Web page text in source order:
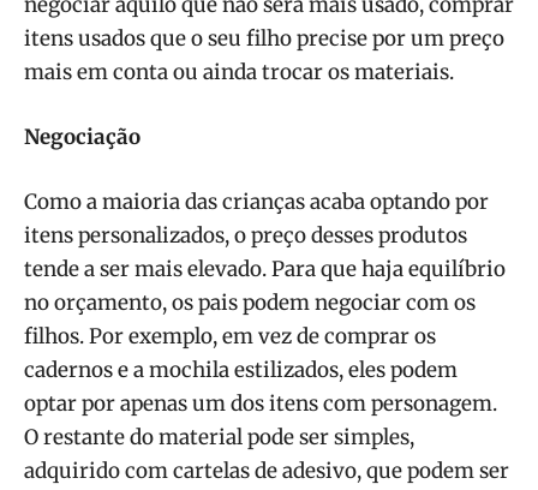
itens usados que o seu filho precise por um preço
mais em conta ou ainda trocar os materiais.
Negociação
Como a maioria das crianças acaba optando por
itens personalizados, o preço desses produtos
tende a ser mais elevado. Para que haja equilíbrio
no orçamento, os pais podem negociar com os
filhos. Por exemplo, em vez de comprar os
cadernos e a mochila estilizados, eles podem
optar por apenas um dos itens com personagem.
O restante do material pode ser simples,
adquirido com cartelas de adesivo, que podem ser